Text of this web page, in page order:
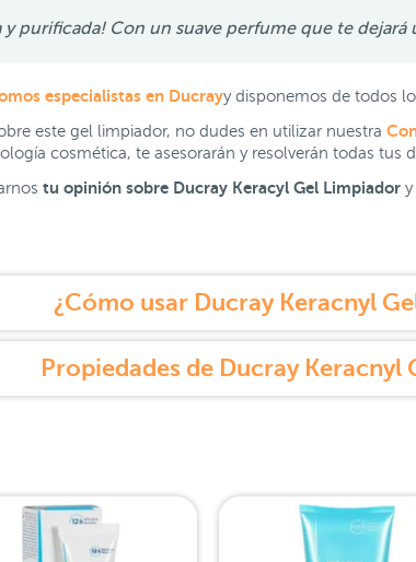
y purificada! Con un suave perfume que te dejará
especialistas en Ducrayy disponemos de todos
este gel limpiador, no dudes en utilizar nuestra
cosmética, te asesorarán y resolverán todas tus
tu opinión sobre Ducray Keracyl Gel Limpiador y
¿Cómo usar Ducray Keracnyl
Propiedades de Ducray